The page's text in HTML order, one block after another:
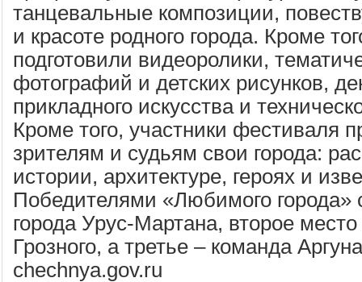
танцевальные композиции,
и красоте родного города. Кроме
подготовили видеоролики,
фотографий и детских рисунков,
прикладного искусства и
Кроме того, участники фестиваля
зрителям и судьям свои города:
истории, архитектуре, героях и
Победителями «Любимого города»
города Урус-Мартана, второе
Грозного, а третье – команда
chechnya.gov.ru